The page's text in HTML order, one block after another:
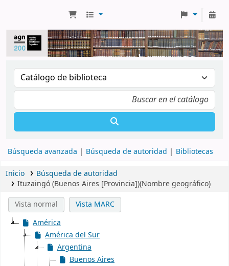
Búsqueda avanzada Búsqueda de autoridad Bibliotecas
Inicio
Búsqueda de autoridad
Ituzaingó (Buenos Aires [Provincia])(Nombre geográfico)
Vista normal
Vista MARC
América
América del Sur
Argentina
Buenos Aires